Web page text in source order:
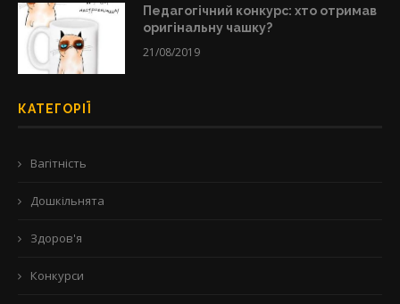
Педагогічний конкурс: хто отримав
оригінальну чашку?
21/08/2019
КАТЕГОРІЇ
Вагітність
Дошкільнята
Здоров'я
Конкурси